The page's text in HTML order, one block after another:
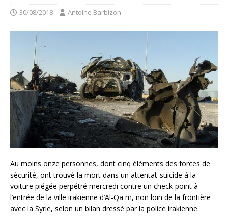
30/08/2018 Antoine Barbizon
Au moins onze personnes, dont cinq éléments des forces de
sécurité, ont trouvé la mort dans un attentat-suicide à la
voiture piégée perpétré mercredi contre un check-point à
l’entrée de la ville irakienne d’Al-Qaïm, non loin de la frontière
avec la Syrie, selon un bilan dressé par la police irakienne.